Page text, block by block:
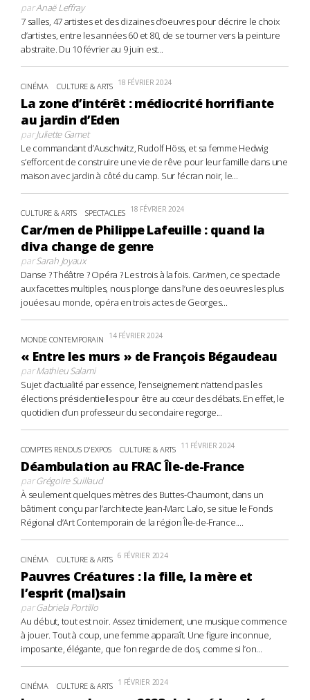
parAnaë Leffray
7 salles, 47 artistes et des dizaines d’oeuvres pour décrire le choix
d’artistes, entre les années 60 et 80, de se tourner vers la peinture
abstraite. Du 10 février au 9 juin est...
CINÉMA CULTURE & ARTS 18 FÉVRIER 2024
La zone d’intérêt : médiocrité horrifiante
au jardin d’Eden
parJuliette Gamet
Le commandant d’Auschwitz, Rudolf Höss, et sa femme Hedwig
s’efforcent de construire une vie de rêve pour leur famille dans une
maison avec jardin à côté du camp. Sur l’écran noir, le...
CULTURE & ARTS SPECTACLES 18 FÉVRIER 2024
Car/men de Philippe Lafeuille : quand la
diva change de genre
parSarah Joyaux
Danse ? Théâtre ? Opéra ? Les trois à la fois. Car/men, ce spectacle
aux facettes multiples, nous plonge dans l’une des oeuvres les plus
jouées au monde, opéra en trois actes de Georges...
MONDE CONTEMPORAIN 14 FÉVRIER 2024
« Entre les murs » de François Bégaudeau
parMathieu Salami
Sujet d’actualité par essence, l’enseignement n’attend pas les
élections présidentielles pour être au cœur des débats. En effet, le
quotidien d’un professeur du secondaire regorge...
COMPTES RENDUS D'EXPOS CULTURE & ARTS 11 FÉVRIER 2024
Déambulation au FRAC Île-de-France
parGrégoire Suillaud
À seulement quelques mètres des Buttes-Chaumont, dans un
bâtiment conçu par l’architecte Jean-Marc Lalo, se situe le Fonds
Régional d’Art Contemporain de la région Île-de-France....
CINÉMA CULTURE & ARTS 6 FÉVRIER 2024
Pauvres Créatures : la fille, la mère et
l’esprit (mal)sain
parGabriela Portillo
Au début, tout est noir. Assez timidement, une musique commence
à jouer. Tout à coup, une femme apparaît. Une figure inconnue,
imposante, élégante, que l’on regarde de dos, comme si l’on...
CINÉMA CULTURE & ARTS 1 FÉVRIER 2024